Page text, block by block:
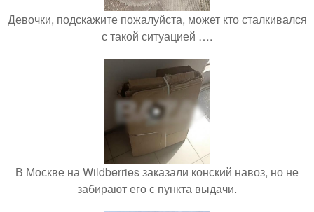
Девочки, подскажите пожалуйста, может кто сталкивался
с такой ситуацией ….
В Москве на Wildberries заказали конский навоз, но не
забирают его с пункта выдачи.